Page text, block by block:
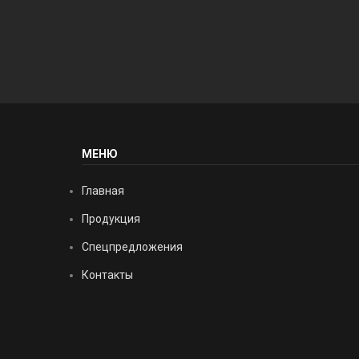
МЕНЮ
Главная
Продукция
Спецпредложения
Контакты